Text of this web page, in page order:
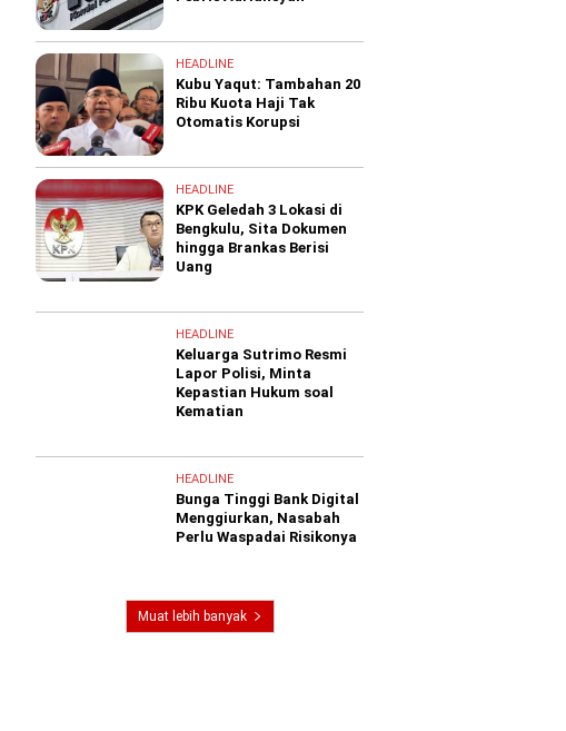
HEADLINE
Kubu Yaqut: Tambahan 20
Ribu Kuota Haji Tak
Otomatis Korupsi
HEADLINE
KPK Geledah 3 Lokasi di
Bengkulu, Sita Dokumen
hingga Brankas Berisi
Uang
HEADLINE
Keluarga Sutrimo Resmi
Lapor Polisi, Minta
Kepastian Hukum soal
Kematian
HEADLINE
Bunga Tinggi Bank Digital
Menggiurkan, Nasabah
Perlu Waspadai Risikonya
Muat lebih banyak